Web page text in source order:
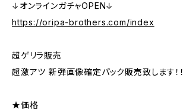
↓オンラインガチャOPEN↓
https://oripa-brothers.com/index
超ゲリラ販売
超激アツ 新弾画像確定パック販売致します！！
★価格